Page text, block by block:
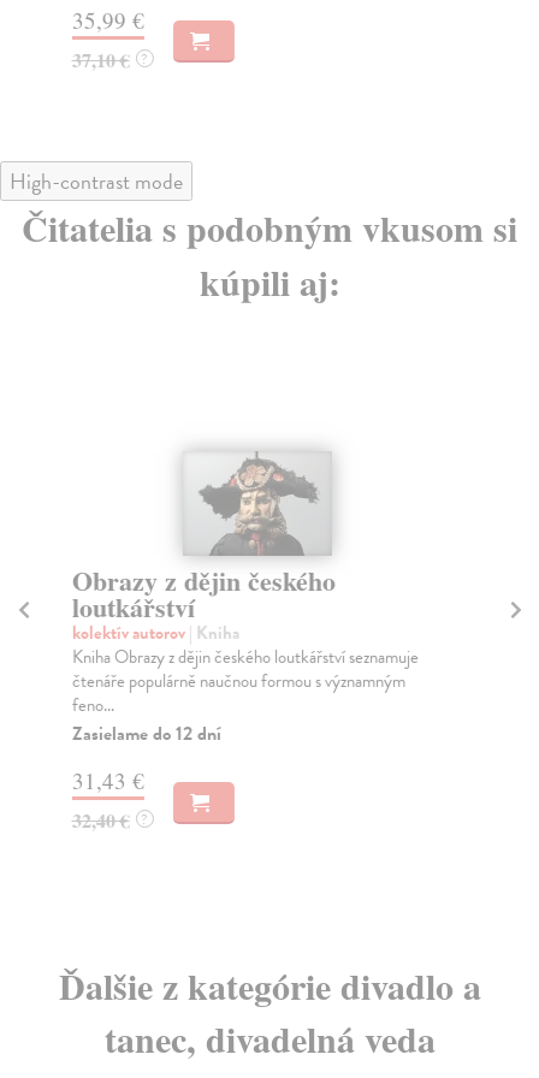
31,07 €
32,70 € ?
High-contrast mode
Čitatelia s podobným vkusom si
kúpili aj:
Počátky českého mincovnictví
Lukas Jiří| Kniha
Ražba mince, jako základního platebního prostředku v
rámci domácí i zahraniční směny, je v období ra...
Zasielame do 12 dní
43,36 €
44,70 € ?
Ďalšie z kategórie divadlo a
tanec, divadelná veda